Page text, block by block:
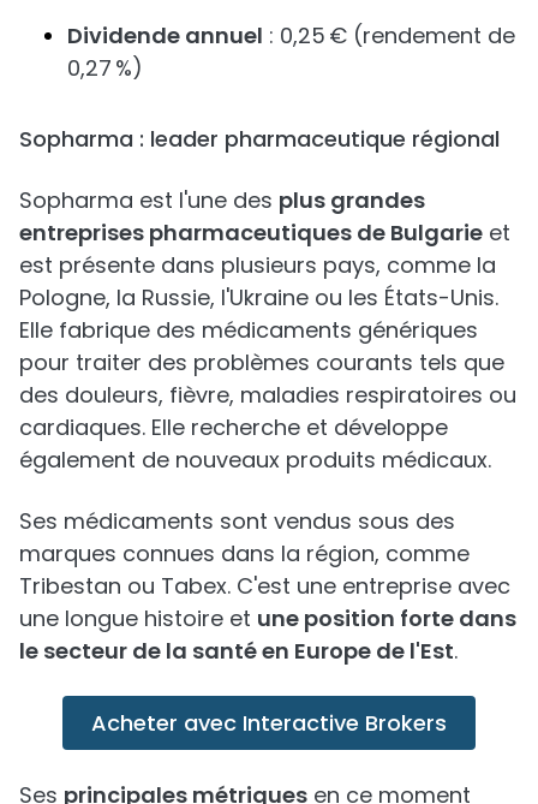
Dividende annuel : 0,25 € (rendement de
0,27 %)
Sopharma : leader pharmaceutique régional
Sopharma est l'une des plus grandes
entreprises pharmaceutiques de Bulgarie et
est présente dans plusieurs pays, comme la
Pologne, la Russie, l'Ukraine ou les États-Unis.
Elle fabrique des médicaments génériques
pour traiter des problèmes courants tels que
des douleurs, fièvre, maladies respiratoires ou
cardiaques. Elle recherche et développe
également de nouveaux produits médicaux.
Ses médicaments sont vendus sous des
marques connues dans la région, comme
Tribestan ou Tabex. C'est une entreprise avec
une longue histoire et une position forte dans
le secteur de la santé en Europe de l'Est.
Acheter avec Interactive Brokers
Ses principales métriques en ce moment